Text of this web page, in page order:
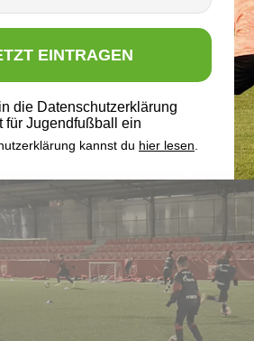
EINTRAGEN
die Datenschutzerklärung
für Jugendfußball ein
kannst du hier lesen